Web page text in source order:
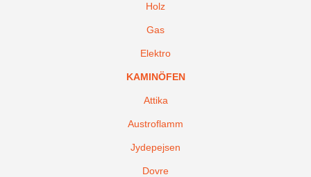
Holz
Gas
Elektro
KAMINÖFEN
Attika
Austroflamm
Jydepejsen
Dovre